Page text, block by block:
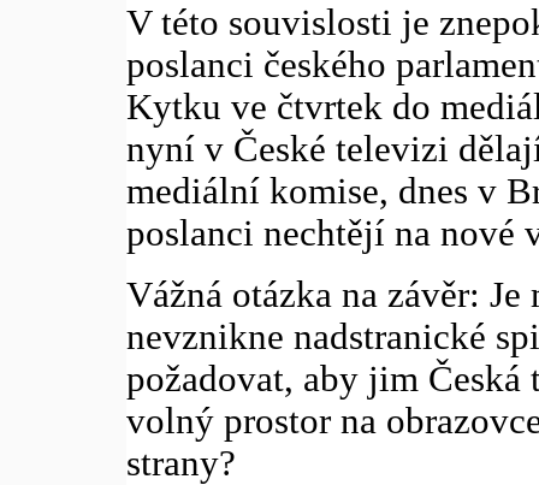
V této souvislosti je
poslanci českého
Kytku ve čtvrtek do
nyní v České televizi
mediální komise, dnes v
poslanci nechtějí na nové
Vážná otázka na závěr:
nevznikne nadstranické
požadovat, aby jim
volný prostor na
strany?